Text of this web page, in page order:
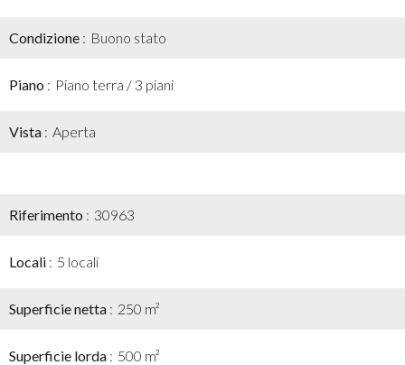
Condizione Buono stato
Piano Piano terra / 3 piani
Vista Aperta
Riferimento 30963
Locali 5 locali
Superficie netta 250 m²
Superficie lorda 500 m²